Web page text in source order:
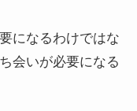
になるわけではな
会いが必要になる